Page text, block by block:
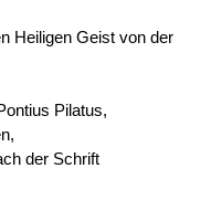
Heiligen Geist von der
Pilatus,
der Schrift